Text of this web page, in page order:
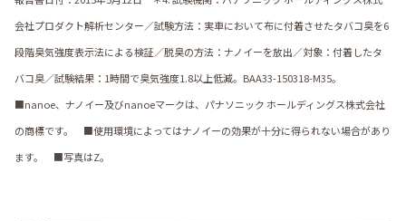
会社プロダクト解析センター／試験方法：実車において布に付着させたタバコ臭を6
段階臭気強度表示法による検証／脱臭の方法：ナノイーを放出／対象：付着したタ
バコ臭／試験結果：1時間で臭気強度1.8以上低減。BAA33-150318-M35。
■nanoe、ナノイー及びnanoeマークは、パナソニック ホールディングス株式会社
の商標です。 ■使用環境によってはナノイーの効果が十分に得られない場合があり
ます。 ■写真はZ。